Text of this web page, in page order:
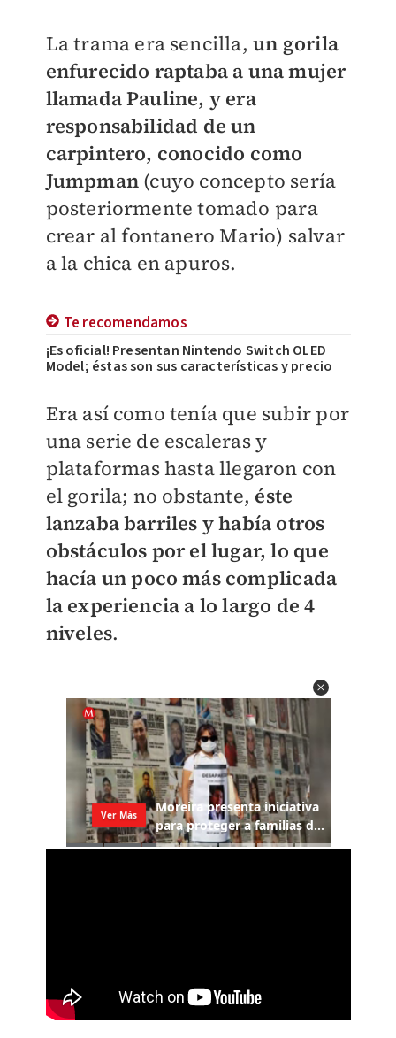
La trama era sencilla,un gorila
enfurecido raptaba a una mujer
llamada Pauline, y era
responsabilidad de un
carpintero, conocido como
Jumpman (cuyo concepto sería
posteriormente tomado para
crear al fontanero Mario) salvar
a la chica en apuros.
Te recomendamos
¡Es oficial! Presentan Nintendo Switch OLED
Model; éstas son sus características y precio
Era así como tenía que subir por
una serie de escaleras y
plataformas hasta llegaron con
el gorila; no obstante, éste
lanzaba barriles y había otros
obstáculos por el lugar, lo que
hacía un poco más complicada
la experiencia a lo largo de 4
niveles.